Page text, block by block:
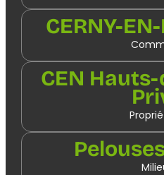
CERNY-
CEN